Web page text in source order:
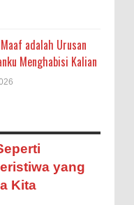
adalah Urusan
Menghabisi Kalian
Buku
Bumi
Hoeda's Note
Miskin Tidak
yang Banyak saja
Jawaban untuk
yang
Kita